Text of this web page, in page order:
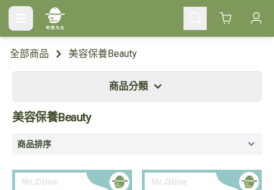
Cart
全部商品 美容保養Beauty
商品分類
美容保養Beauty